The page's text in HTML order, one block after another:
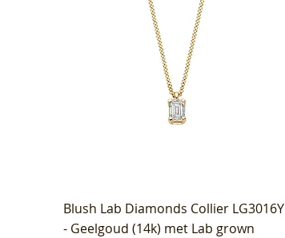
Blush Lab Diamonds Collier LG3016Y
- Geelgoud (14k) met Lab grown